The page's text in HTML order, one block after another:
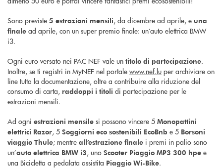
Sono previste 5 estrazioni mensili, da dicembre ad aprile, e una
finale ad aprile, con un super premio finale: un’auto elettrica BMW
i3.
Ogni euro versato nei PAC NEF vale un titolo di partecipazione.
Inoltre, se ti registri in MyNEF nel portale www.nef.lu per archiviare on
line tutta la documentazione, oltre a contribuire alla riduzione del
consumo di carta, raddoppi i titoli di partecipazione per le
estrazioni mensili.
Ad ogni estrazioni mensile si possono vincere 5 Monopattini
elettrici Razor, 5 Soggiorni eco sostenibili EcoBnb e 5 Borsoni
viaggio Thule; mentre all’estrazione finale i premi in palio sono
un’auto elettrica BMW i3, uno Scooter Piaggio MP3 300 hpe e
una Bicicletta a pedalata assistita Piaggio Wi-Bike.